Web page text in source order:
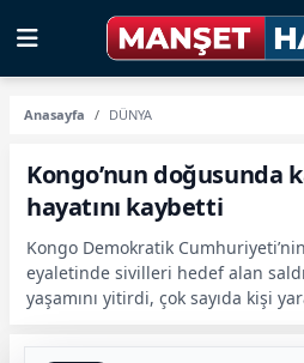
Anasayfa DÜNYA
Kongo’nun doğusunda
hayatını kaybetti
Kongo Demokratik
eyaletinde sivilleri hedef alan
yaşamını yitirdi, çok sayıda kişi